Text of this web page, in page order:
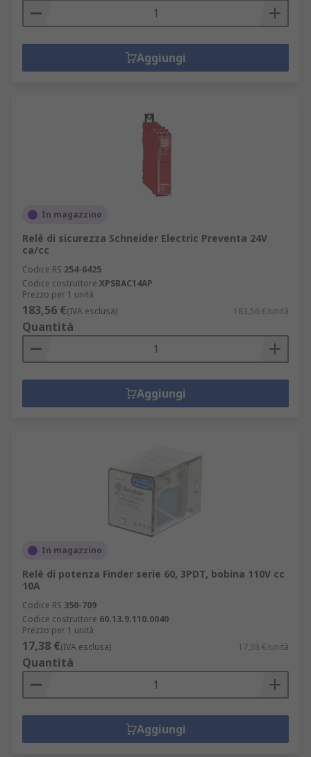
Aggiungi
In magazzino
Relè di sicurezza Schneider Electric Preventa 24V
ca/cc
Codice RS 254-6425
Codice costruttore XPSBAC14AP
Prezzo per 1 unità
183,56 €(IVA esclusa) 183,56 €/unità
Quantità
Aggiungi
In magazzino
Relè di potenza Finder serie 60, 3PDT, bobina 110V cc
10A
Codice RS 350-709
Codice costruttore 60.13.9.110.0040
Prezzo per 1 unità
17,38 €(IVA esclusa) 17,38 €/unità
Quantità
Aggiungi